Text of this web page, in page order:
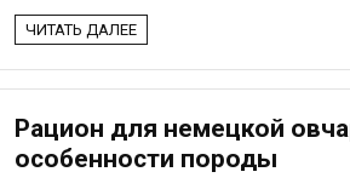
ЧИТАТЬ ДАЛЕЕ
Рацион для немецкой
особенности породы
собак